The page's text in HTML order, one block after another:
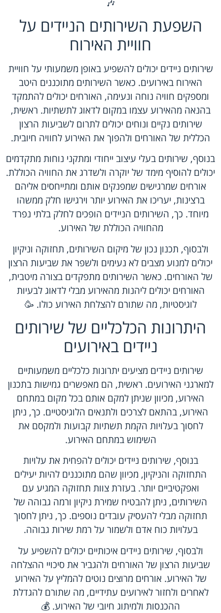
השפעת השירותים הניידים על
חוויית האירוח
שירותים ניידים יכולים להשפיע באופן משמעותי על חוויית
האירוח באירועים. כאשר השירותים מתוכננים היטב
ומספקים חוויה נוחה ונעימה, האורחים יכולים להתמקד
בהנאה מהאירוע עצמו במקום לדאוג לתשתיות. ראשית,
שירותים נקיים ונוחים יכולים לתרום לשביעות הרצון
הכללית של האורחים ולהפוך את האירוע לחוויה חיובית.
בנוסף, שירותים בעלי עיצוב ייחודי ומתקני נוחות מתקדמים
יכולים להוסיף מימד של יוקרה ולשדרג את החוויה הכוללת.
אורחים שמרגישים שמפנקים אותם ומתייחסים אליהם
ברצינות, יעריכו את האירוע יותר וירגישו חלק ממשהו
מיוחד. כך, השירותים הניידים הופכים לחלק בלתי נפרד
מהחוויה הכוללת של האירוע.
ולבסוף, תכנון נכון של מיקום השירותים, תחזוקה וניקיון
יכולים למנוע מצבים לא נעימים ולשפר את שביעות הרצון
של האורחים. כאשר השירותים מתפקדים בצורה מיטבית,
האורחים יכולים ליהנות מהאירוע מבלי לדאוג לבעיות
לוגיסטיות, מה שתורם להצלחת האירוע כולו. 🥳
היתרונות הכלכליים של שירותים
ניידים באירועים
שירותים ניידים מציעים יתרונות כלכליים משמעותיים
למארגני האירועים. ראשית, הם מאפשרים גמישות בתכנון
האירוע, מכיוון שניתן למקם אותם בכל מקום במתחם
האירוע, בהתאם לצרכים ולתנאים הלוגיסטיים. כך, ניתן
לחסוך בעלויות הקמת תשתיות קבועות ולמקסם את
השימוש במתחם האירוע.
בנוסף, שירותים ניידים יכולים להפחית את עלויות
התחזוקה והניקיון, מכיוון שהם מתוכננים להיות יעילים
ואפקטיביים יותר. בעזרת צוות תחזוקה המגיע עם
השירותים, ניתן להבטיח שמירת ניקיון ורמה גבוהה של
תחזוקה מבלי להעסיק עובדים נוספים. כך, ניתן לחסוך
בעלויות כוח אדם ולשמור על רמת שירות גבוהה.
ולבסוף, שירותים ניידים איכותיים יכולים להשפיע על
שביעות הרצון של האורחים ולהגביר את סיכויי ההצלחה
של האירוע. אורחים מרוצים נוטים להמליץ על האירוע
לאחרים ולחזור לאירועים עתידיים, מה שתורם להגדלת
ההכנסות ולמיתוג חיובי של האירוע. 💰